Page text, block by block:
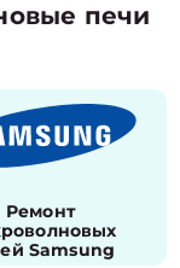
печи
Ремонт
Samsung